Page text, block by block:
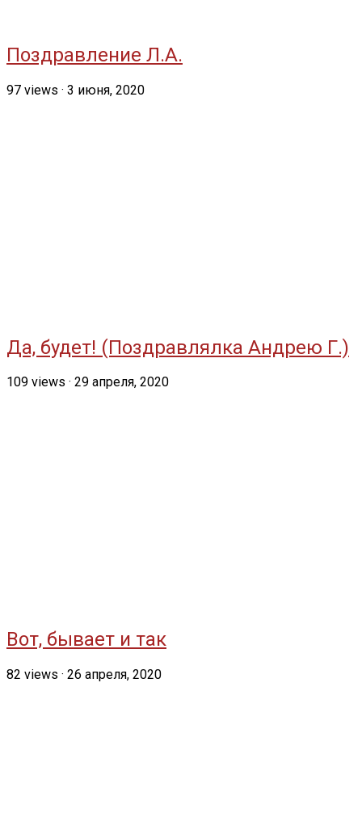
Поздравление Л.А.
97 views · 3 июня, 2020
Да, будет! (Поздравлялка Андрею Г.)
109 views · 29 апреля, 2020
Вот, бывает и так
82 views · 26 апреля, 2020